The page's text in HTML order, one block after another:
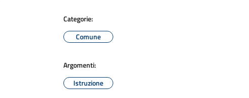
Categorie:
Comune
Argomenti:
Istruzione